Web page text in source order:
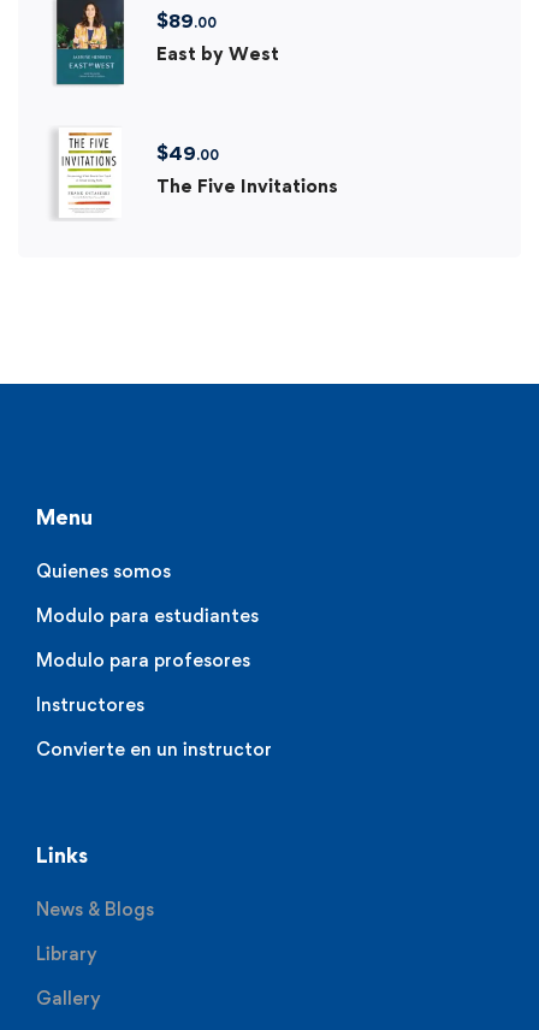
$89.00
East by West
$49.00
The Five Invitations
Menu
Quienes somos
Modulo para estudiantes
Modulo para profesores
Instructores
Convierte en un instructor
Links
News & Blogs
Library
Gallery